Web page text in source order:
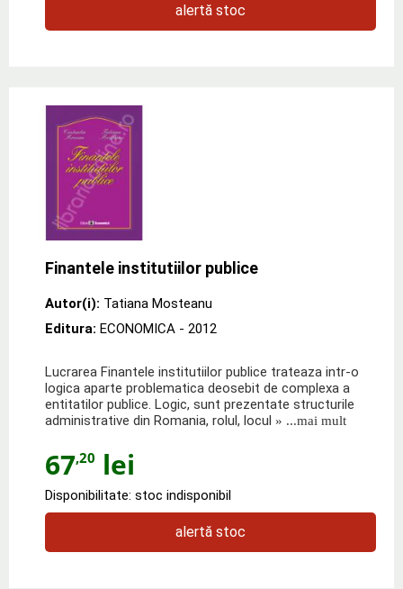
alertă stoc
Finantele institutiilor publice
Autor(i): Tatiana Mosteanu
Editura: ECONOMICA - 2012
Lucrarea Finantele institutiilor publice trateaza intr-o
logica aparte problematica deosebit de complexa a
entitatilor publice. Logic, sunt prezentate structurile
administrative din Romania, rolul, locul » ...mai mult
67,20 lei
Disponibilitate: stoc indisponibil
alertă stoc